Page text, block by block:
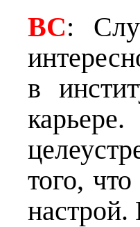
ВС:
в
того,
настрой.